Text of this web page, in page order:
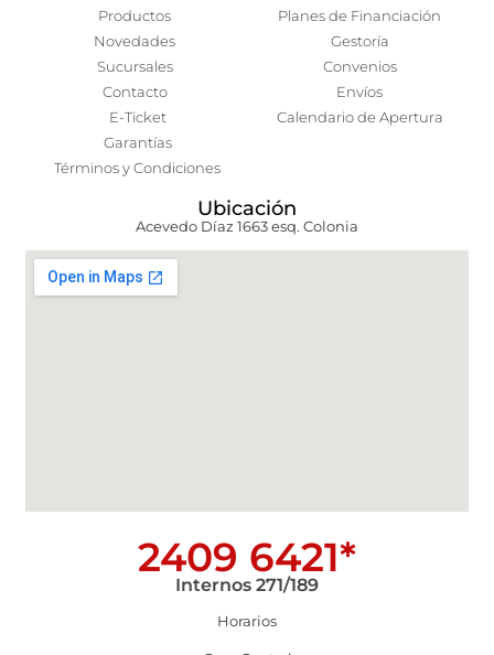
Productos
Novedades
Sucursales
Contacto
E-Ticket
Garantías
Términos y Condiciones
Planes de Financiación
Gestoría
Convenios
Envíos
Calendario de Apertura
Ubicación
Acevedo Díaz 1663 esq. Colonia
2409 6421*
Internos 271/189
Horarios